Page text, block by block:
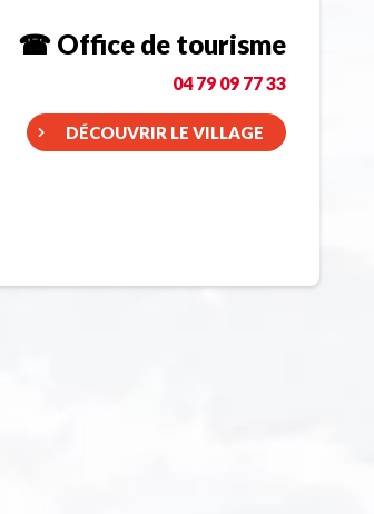
☎ Office de tourisme
04 79 09 77 33
DÉCOUVRIR LE VILLAGE